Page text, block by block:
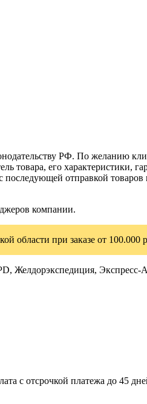
РФ. По желанию
товара, его характеристики,
отправкой товаров
компании.
области при заказе от 100.000
Желдорэкспедиция, Экспресс-
с отсрочкой платежа до 45